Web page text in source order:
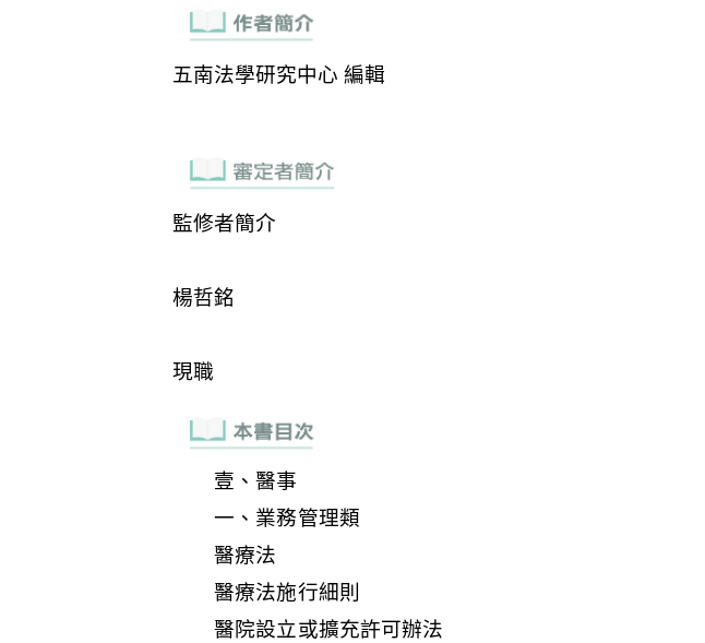
壹、醫事
一、業務管理類
醫療法
醫療法施行細則
醫院設立或擴充許可辦法